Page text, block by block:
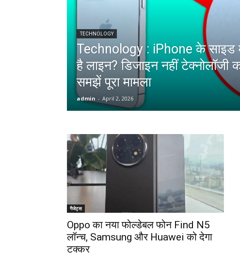
TECHNOLOGY
Technology : iPhone के साइड में
है लाइन? डिजाइन नहीं टेक्नोलॉजी
समझें पूरा मामला
admin - April 2, 2026
गैजेट्स
Oppo का नया फोल्डेबल फोन Find N5
लॉन्च, Samsung और Huawei को देगा
टक्कर